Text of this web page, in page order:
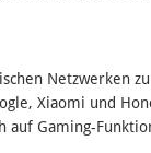
Netzwerken
Xiaomi und
Gaming-